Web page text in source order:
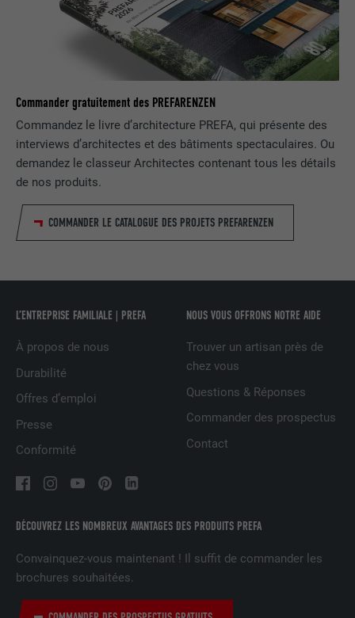
Commander gratuitement des PREFARENZEN
Commandez le livre d’architecture PREFA, qui présente des
interviews d’architectes et des bâtiments spectaculaires. Ou
demandez le classeur Architectes contenant tous les détails
de nos produits.
COMMANDER LE CATALOGUE DES PROJETS PREFARENZEN
DÉCOUVREZ LES NOMBREUX AVANTAGES DES PRODUITS PREFA
Convainquez-vous maintenant ! Il suffit de commander les
brochures souhaitées.
L’ENTREPRISE FAMILIALE | PREFA
À propos de nous
Durabilité
Offres d’emploi
Presse
Conformité
NOUS VOUS OFFRONS NOTRE AIDE
Trouver un artisan près de
chez vous
Questions & Réponses
Commander des prospectus
Contact
publicités plus ciblées pour l'utilisateur.
_pin_unauth
FOURNISSEUR Pinterest
EXPIRATION 1 an
Est utilisé par Pinterest pour suivre
NOM __cfduid
EXPIRATION 1 mois
UTILITÉ
Cookie utilisé pour identifier des clients
différents derrière une même adresse IP
en fonction des clients.
NOM
FOURNISSEUR Adsymptotic.com
EXPIRATION 3 mois
UTILITÉ Cookie identificateur de navigateur
NOM li_sugr